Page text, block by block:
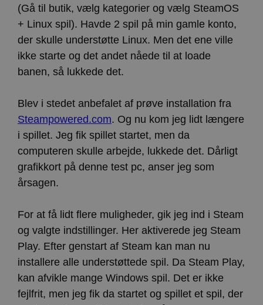
(Gå til butik, vælg kategorier og vælg SteamOS
+ Linux spil). Havde 2 spil på min gamle konto,
der skulle understøtte Linux. Men det ene ville
ikke starte og det andet nåede til at loade
banen, så lukkede det.
Blev i stedet anbefalet af prøve installation fra
Steampowered.com. Og nu kom jeg lidt længere
i spillet. Jeg fik spillet startet, men da
computeren skulle arbejde, lukkede det. Dårligt
grafikkort på denne test pc, anser jeg som
årsagen.
For at få lidt flere muligheder, gik jeg ind i Steam
og valgte indstillinger. Her aktiverede jeg Steam
Play. Efter genstart af Steam kan man nu
installere alle understøttede spil. Da Steam Play,
kan afvikle mange Windows spil. Det er ikke
fejlfrit, men jeg fik da startet og spillet et spil, der